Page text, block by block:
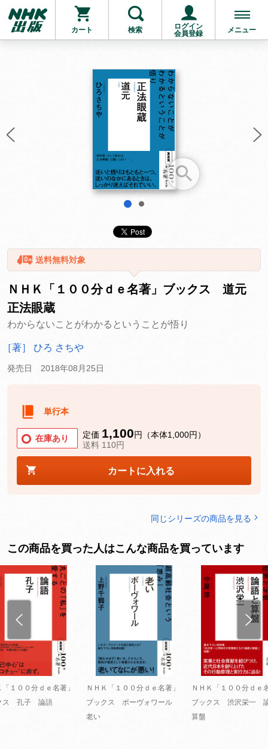
カート 検索
ログイン
会員登録
メニュー
お支払いに進む
他にも商品を買う
1
送料無料対象
ＮＨＫ「１００分ｄｅ名著」ブックス 道元
正法眼蔵
わからないことがわかるということが悟り
［著］ ひろ さちや
発売日 2018年08月25日
単行本
在庫あり 定価 1,100円（本体1,000円）
送料 110円
カートに入れる
同じシリーズの商品を見る
この商品を買った人はこんな商品を買っています
１００分ｄｅ名著」
ス 孔子 論語
ＮＨＫ「１００分ｄｅ名著」
ブックス ボーヴォワール
老い
ＮＨＫ「１００分ｄｅ
ブックス 渋沢栄一
算盤